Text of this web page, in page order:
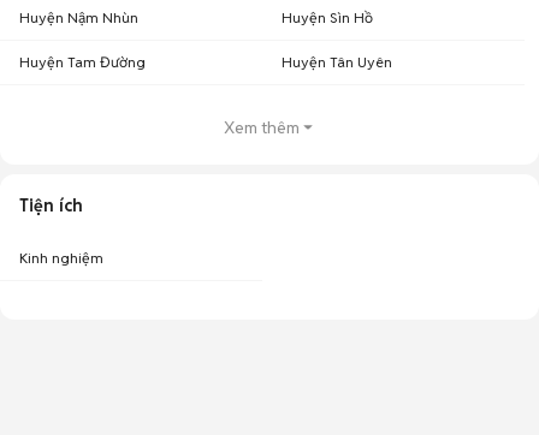
Huyện Nậm Nhùn Huyện Sìn Hồ
Huyện Tam Đường Huyện Tân Uyên
Xem thêm
Tiện ích
Kinh nghiệm